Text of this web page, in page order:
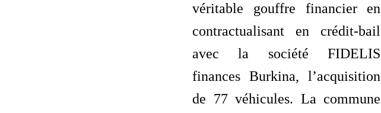
véritable gouffre financier en
contractualisant en crédit-bail
avec la société FIDELIS
finances Burkina, l’acquisition
de 77 véhicules. La commune